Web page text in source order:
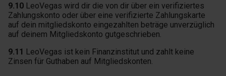
9.10 LeoVegas wird dir die von dir über ein verifiziertes
Zahlungskonto oder über eine verifizierte Zahlungskarte
auf dein mitgliedskonto eingezahlten beträge unverzüglich
auf deinem Mitgliedskonto gutgeschrieben.
9.11 LeoVegas ist kein Finanzinstitut und zahlt keine
Zinsen für Guthaben auf Mitgliedskonten.